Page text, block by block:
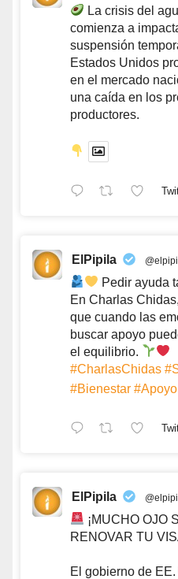
La crisis del
comienza a
suspensión
Estados Unidos
en el mercado
una caída en los
productores.
ElPipila
Pedir ayuda
En Charlas
que cuando las
buscar apoyo
el equilibrio.
#CharlasChidas
#Bienestar #Apoyo
ElPipila
¡MUCHO OJO
RENOVAR TU
El gobierno de